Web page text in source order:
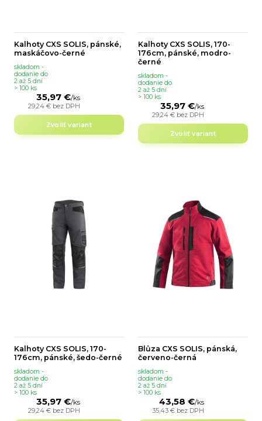
Kalhoty CXS SOLIS, pánské,
maskáčovo-černé
35,97 €/ks
29,24 € bez DPH
skladom -
dodanie do
2 až 5 dní
> 100 ks
Zvoliť variant
Kalhoty CXS SOLIS, 170-
176cm, pánské, modro-
černé
35,97 €/ks
29,24 € bez DPH
skladom -
dodanie do
2 až 5 dní
> 100 ks
Zvoliť variant
Kalhoty CXS SOLIS, 170-
176cm, pánské, šedo-černé
35,97 €/ks
29,24 € bez DPH
skladom -
dodanie do
2 až 5 dní
> 100 ks
Blůza CXS SOLIS, pánská,
červeno-černá
43,58 €/ks
35,43 € bez DPH
skladom -
dodanie do
2 až 5 dní
> 100 ks